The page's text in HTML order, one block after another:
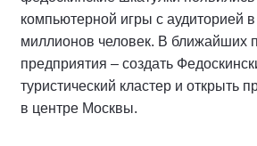
компьютерной игры с аудиторией в
миллионов человек. В ближайших
предприятия – создать
туристический кластер и открыть
в центре Москвы.